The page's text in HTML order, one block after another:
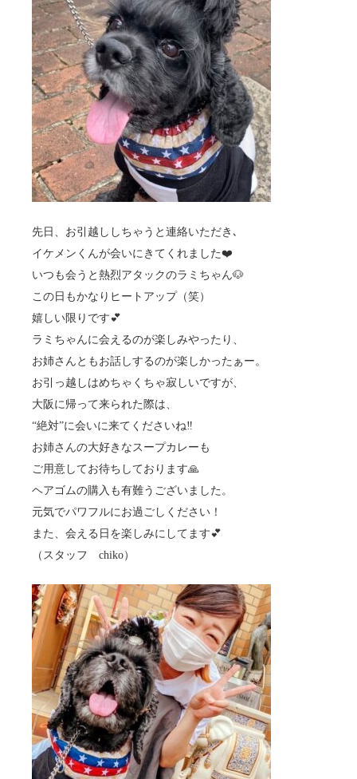
先日、お引越ししちゃうと連絡いただき､
イケメンくんが会いにきてくれました❤️
いつも会うと熱烈アタックのラミちゃん🐶
この日もかなりヒートアップ（笑）
嬉しい限りです💕
ラミちゃんに会えるのが楽しみやったり、
お姉さんともお話しするのが楽しかったぁー。
お引っ越しはめちゃくちゃ寂しいですが、
大阪に帰って来られた際は、
“絶対”に会いに来てくださいね‼️
お姉さんの大好きなスープカレーも
ご用意してお待ちしております🙏
ヘアゴムの購入も有難うございました。
元気でパワフルにお過ごしください！
また、会える日を楽しみにしてます💕
（スタッフ chiko）